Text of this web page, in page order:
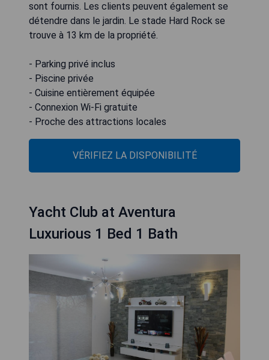
sont fournis. Les clients peuvent également se
détendre dans le jardin. Le stade Hard Rock se
trouve à 13 km de la propriété.
- Parking privé inclus
- Piscine privée
- Cuisine entièrement équipée
- Connexion Wi-Fi gratuite
- Proche des attractions locales
VÉRIFIEZ LA DISPONIBILITÉ
Yacht Club at Aventura
Luxurious 1 Bed 1 Bath